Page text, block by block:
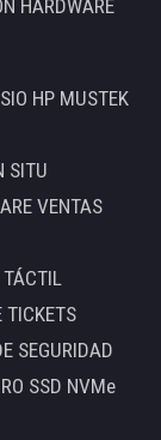
HARDWARE
HP MUSTEK
SITU
VENTAS
TICKETS
SEGURIDAD
SSD NVMe